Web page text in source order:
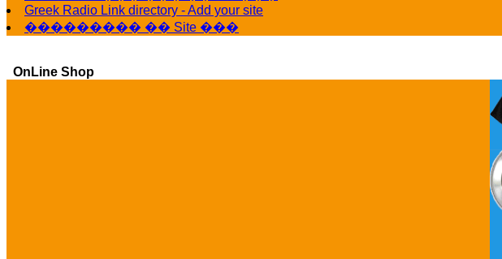
Greek Radio Link directory - Add your site
��������� �� Site ���
OnLine Shop